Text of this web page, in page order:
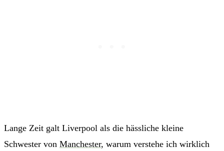
Lange Zeit galt Liverpool als die hässliche kleine
Schwester von Manchester, warum verstehe ich wirklich